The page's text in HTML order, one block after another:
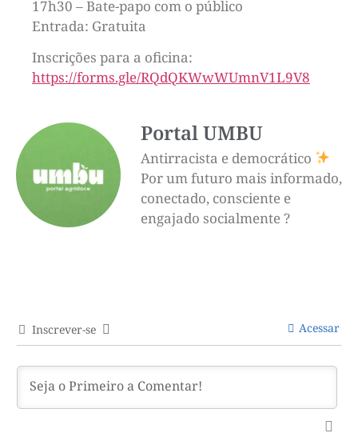
17h30 – Bate-papo com o público
Entrada: Gratuita
Inscrições para a oficina:
https://forms.gle/RQdQKWwWUmnV1L9V8
Portal UMBU
Antirracista e democrático
Por um futuro mais informado,
conectado, consciente e
engajado socialmente ?
Inscrever-se Acessar